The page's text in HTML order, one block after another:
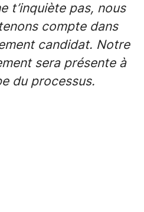
t’inquiète pas, nous
compte dans
candidat. Notre
sera présente à
du processus.